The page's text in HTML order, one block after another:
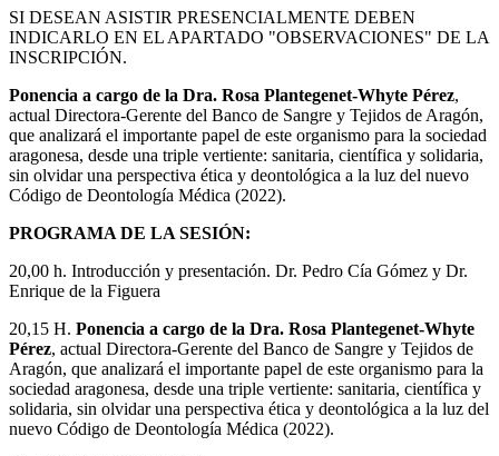
SI DESEAN ASISTIR PRESENCIALMENTE DEBEN
INDICARLO EN EL APARTADO "OBSERVACIONES" DE LA
INSCRIPCIÓN.
Ponencia a cargo de la Dra. Rosa Plantegenet-Whyte Pérez,
actual Directora-Gerente del Banco de Sangre y Tejidos de Aragón,
que analizará el importante papel de este organismo para la sociedad
aragonesa, desde una triple vertiente: sanitaria, científica y solidaria,
sin olvidar una perspectiva ética y deontológica a la luz del nuevo
Código de Deontología Médica (2022).
PROGRAMA DE LA SESIÓN:
20,00 h. Introducción y presentación. Dr. Pedro Cía Gómez y Dr.
Enrique de la Figuera
20,15 H. Ponencia a cargo de la Dra. Rosa Plantegenet-Whyte
Pérez, actual Directora-Gerente del Banco de Sangre y Tejidos de
Aragón, que analizará el importante papel de este organismo para la
sociedad aragonesa, desde una triple vertiente: sanitaria, científica y
solidaria, sin olvidar una perspectiva ética y deontológica a la luz del
nuevo Código de Deontología Médica (2022).